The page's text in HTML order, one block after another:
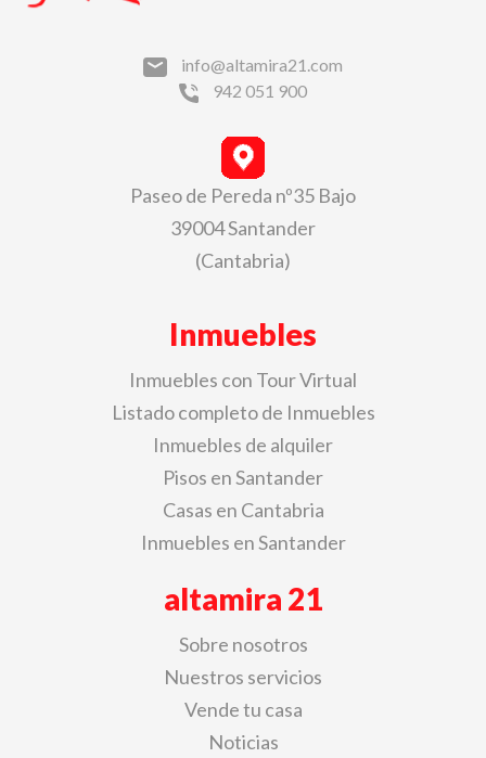
info@altamira21.com
942 051 900
Paseo de Pereda nº35 Bajo
39004 Santander
(Cantabria)
Inmuebles
Inmuebles con Tour Virtual
Listado completo de Inmuebles
Inmuebles de alquiler
Pisos en Santander
Casas en Cantabria
Inmuebles en Santander
altamira 21
Sobre nosotros
Nuestros servicios
Vende tu casa
Noticias